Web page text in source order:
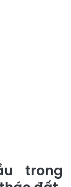
trong